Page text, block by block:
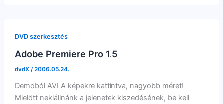
DVD szerkesztés
Adobe Premiere Pro 1.5
dvdX /2006.05.24.
Demoból AVI A képekre kattintva, nagyobb méret!
Mielőtt nekiállnánk a jelenetek kiszedésének, be kell